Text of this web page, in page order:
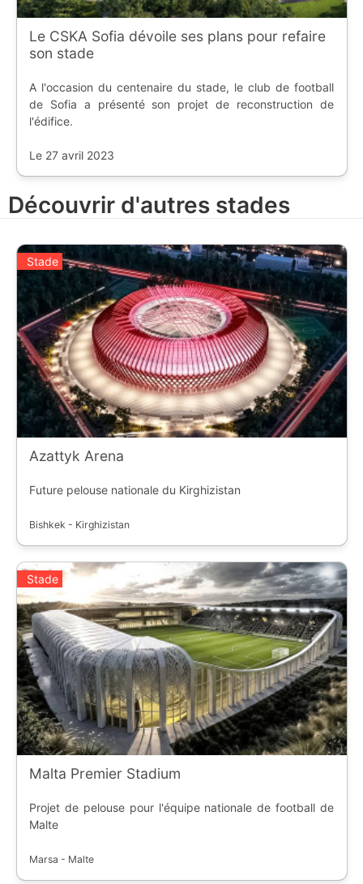
Le CSKA Sofia dévoile ses plans pour refaire
son stade
A l'occasion du centenaire du stade, le club de football
de Sofia a présenté son projet de reconstruction de
l'édifice.
Le 27 avril 2023
Découvrir d'autres stades
Stade
Azattyk Arena
Future pelouse nationale du Kirghizistan
Bishkek - Kirghizistan
Stade
Malta Premier Stadium
Projet de pelouse pour l'équipe nationale de football de
Malte
Marsa - Malte